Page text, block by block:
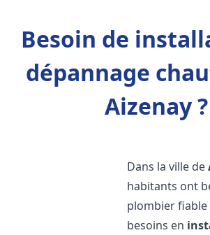
Besoin de
dépannage
Aizenay ?
Dans la ville de
habitants ont
plombier
besoins en